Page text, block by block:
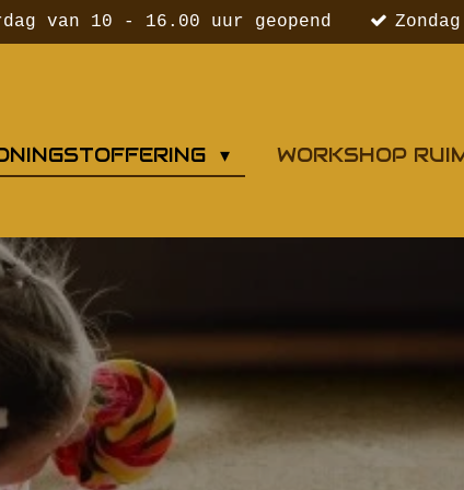
van 10 - 16.00 uur geopend
WORKSHOP